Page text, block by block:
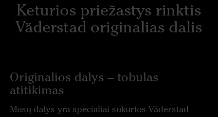
Keturios priežastys rinktis
Väderstad originalias dalis
Originalios dalys – tobulas
atitikimas
Mūsų dalys yra specialiai sukurtos Väderstad